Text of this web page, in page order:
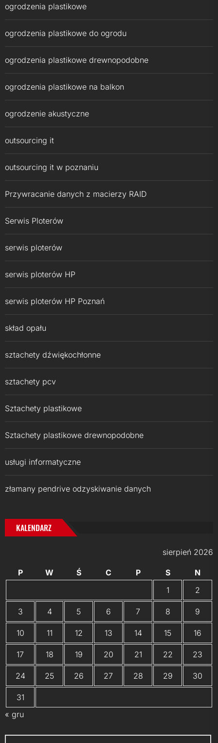
ogrodzenia plastikowe
ogrodzenia plastikowe do ogrodu
ogrodzenia plastikowe drewnopodobne
ogrodzenia plastikowe na balkon
ogrodzenie akustyczne
outsourcing it
outsourcing it w poznaniu
Przywracanie danych z macierzy RAID
Serwis Ploterów
serwis ploterów
serwis ploterów HP
serwis ploterów HP Poznań
skład opału
sztachety dźwiękochłonne
sztachety pcv
Sztachety plastikowe
Sztachety plastikowe drewnopodobne
usługi informatyczne
złamany pendrive odzyskiwanie danych
KALENDARZ
sierpień 2026
P W Ś C P S
N
1
2
3 4 5 6 7 8 9
10 11 12 13 14 15 16
17 18 19 20 21 22 23
24 25 26 27 28 29 30
31
« gru